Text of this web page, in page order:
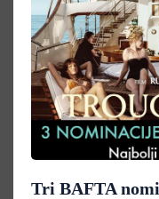
Tri BAFTA